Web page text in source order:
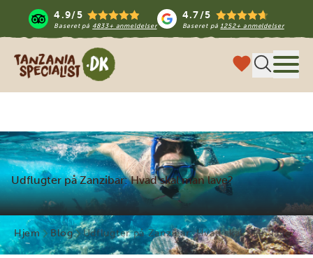
4.9/5
Baseret på 4833+ anmeldelser
4.7/5
Baseret på1252+ anmeldelser
Tanzania Specialist
Udflugter på Zanzibar: Hvad skal man lave?
Hjem Blog Udflugter på Zanzibar: Hvad skal man lave?